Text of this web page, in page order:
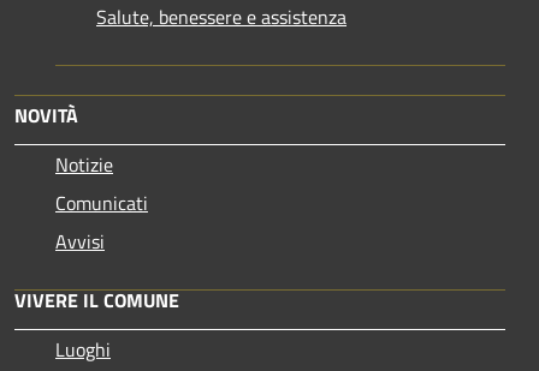
Salute, benessere e assistenza
NOVITÀ
Notizie
Comunicati
Avvisi
VIVERE IL COMUNE
Luoghi